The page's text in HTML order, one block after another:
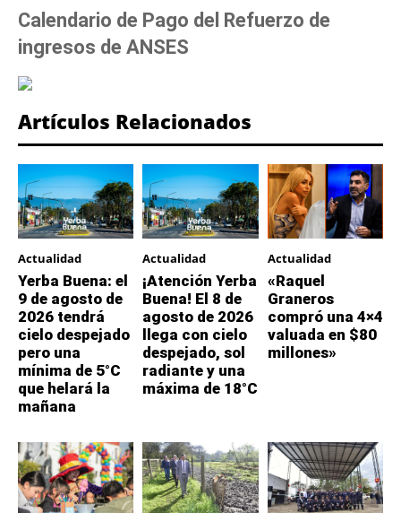
Calendario de Pago del Refuerzo de
ingresos de ANSES
Artículos Relacionados
Actualidad
Yerba Buena: el
9 de agosto de
2026 tendrá
cielo despejado
pero una
mínima de 5°C
que helará la
mañana
Actualidad
¡Atención Yerba
Buena! El 8 de
agosto de 2026
llega con cielo
despejado, sol
radiante y una
máxima de 18°C
Actualidad
«Raquel
Graneros
compró una 4×4
valuada en $80
millones»